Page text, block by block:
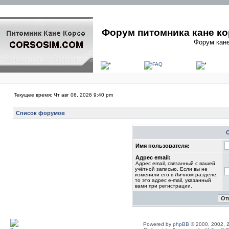
Форум питомника кане
Форум
Текущее время: Чт авг 06, 2026 9:40 pm
Список форумов
Имя пользователя:
Адрес email:
Адрес email, связанный с вашей
учётной записью. Если вы не
изменили его в Личном разделе,
то это адрес e-mail, указанный
вами при регистрации.
Powered by phpBB © 2000, 2002,